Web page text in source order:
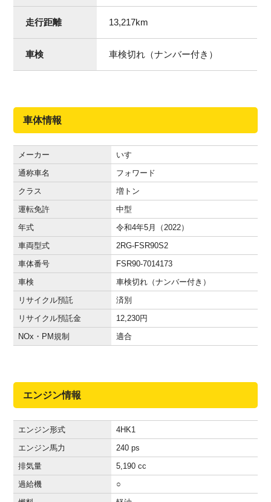
走行距離 13,217km
車検 車検切れ（ナンバー付き）
車体情報
メーカー
いすゞ
通称車名
フォワード
クラス
増トン
運転免許
中型
年式
令和4年5月（2022）
車両型式
2RG-FSR90S2
車体番号
FSR90-7014173
車検
車検切れ（ナンバー付き）
リサイクル預託
済別
リサイクル預託金
12,230円
NOx・PM規制
適合
エンジン情報
エンジン形式
4HK1
エンジン馬力
240 ps
排気量
5,190 cc
過給機
○